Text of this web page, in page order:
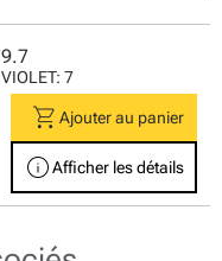
7
shopping_cart Ajouter au panier
infoAfficher les détails